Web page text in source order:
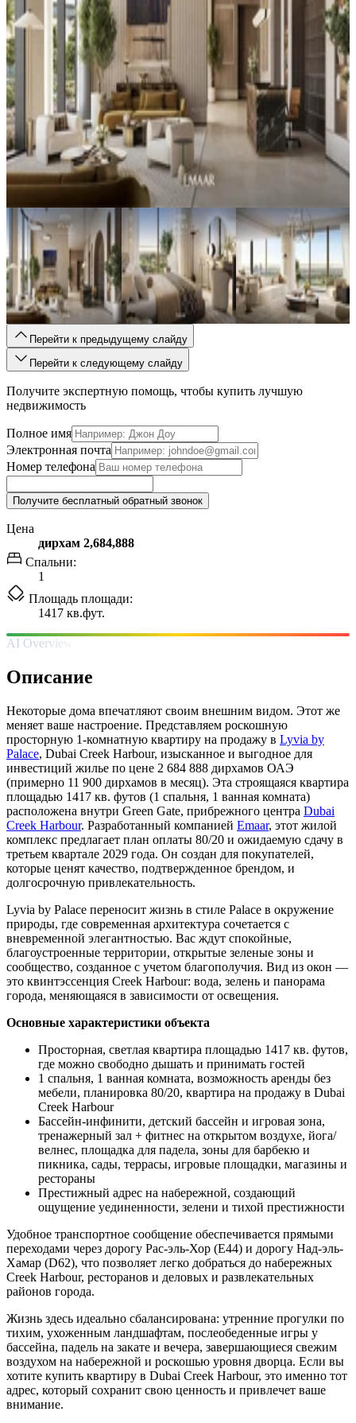
Перейти к предыдущему слайду
Перейти к следующему слайду
Получите экспертную помощь, чтобы купить лучшую
недвижимость
Полное имя
Электронная почта
Номер телефона
Получите бесплатный обратный звонок
Цена
дирхам 2,684,888
Спальни:
1
Площадь площади:
1417 кв.фут.
AI Overview
Описание
Некоторые дома впечатляют своим внешним видом. Этот же
меняет ваше настроение. Представляем роскошную
просторную 1-комнатную квартиру на продажу в Lyvia by
Palace, Dubai Creek Harbour, изысканное и выгодное для
инвестиций жилье по цене 2 684 888 дирхамов ОАЭ
(примерно 11 900 дирхамов в месяц). Эта строящаяся квартира
площадью 1417 кв. футов (1 спальня, 1 ванная комната)
расположена внутри Green Gate, прибрежного центра Dubai
Creek Harbour. Разработанный компанией Emaar, этот жилой
комплекс предлагает план оплаты 80/20 и ожидаемую сдачу в
третьем квартале 2029 года. Он создан для покупателей,
которые ценят качество, подтвержденное брендом, и
долгосрочную привлекательность.
Lyvia by Palace переносит жизнь в стиле Palace в окружение
природы, где современная архитектура сочетается с
вневременной элегантностью. Вас ждут спокойные,
благоустроенные территории, открытые зеленые зоны и
сообщество, созданное с учетом благополучия. Вид из окон —
это квинтэссенция Creek Harbour: вода, зелень и панорама
города, меняющаяся в зависимости от освещения.
Основные характеристики объекта
Просторная, светлая квартира площадью 1417 кв. футов,
где можно свободно дышать и принимать гостей
1 спальня, 1 ванная комната, возможность аренды без
мебели, планировка 80/20, квартира на продажу в Dubai
Creek Harbour
Бассейн-инфинити, детский бассейн и игровая зона,
тренажерный зал + фитнес на открытом воздухе, йога/
велнес, площадка для падела, зоны для барбекю и
пикника, сады, террасы, игровые площадки, магазины и
рестораны
Престижный адрес на набережной, создающий
ощущение уединенности, зелени и тихой престижности
Удобное транспортное сообщение обеспечивается прямыми
переходами через дорогу Рас-эль-Хор (E44) и дорогу Над-эль-
Хамар (D62), что позволяет легко добраться до набережных
Creek Harbour, ресторанов и деловых и развлекательных
районов города.
Жизнь здесь идеально сбалансирована: утренние прогулки по
тихим, ухоженным ландшафтам, послеобеденные игры у
бассейна, падель на закате и вечера, завершающиеся свежим
воздухом на набережной и роскошью уровня дворца. Если вы
хотите купить квартиру в Dubai Creek Harbour, это именно тот
адрес, который сохранит свою ценность и привлечет ваше
внимание.